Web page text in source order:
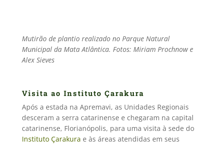
Mutirão de plantio realizado no Parque Natural
Municipal da Mata Atlântica. Fotos: Miriam Prochnow e
Alex Sieves
Visita ao Instituto Çarakura
Após a estada na Apremavi, as Unidades Regionais
desceram a serra catarinense e chegaram na capital
catarinense, Florianópolis, para uma visita à sede do
Instituto Çarakura e às áreas atendidas em seus